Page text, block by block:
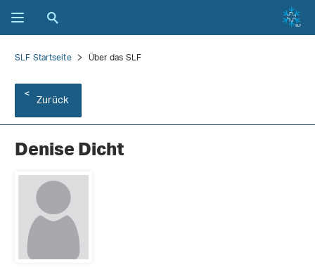
SLF Startseite Über das SLF
Zurück
Denise Dicht